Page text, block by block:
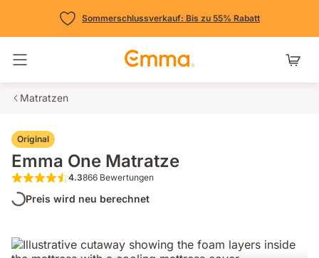
Sommerschlussverkauf: Bis zu 55% Rabatt
Navigation umschalten
Matratzen
Original
Emma One Matratze
4.3 von 5 Sternen 866 Bewertungen
4.3866 Bewertungen
Preis wird neu berechnet